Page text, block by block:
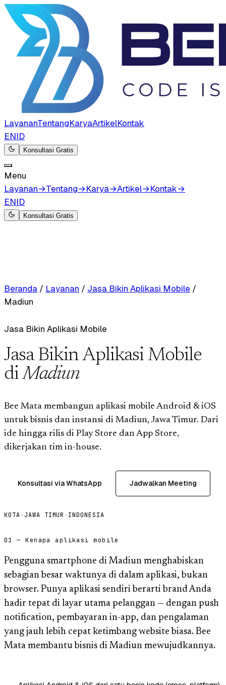
LayananTentangKaryaArtikelKontak
ENID
Konsultasi Gratis
Menu
Layanan→Tentang→Karya→Artikel→Kontak→
ENID
Konsultasi Gratis
Beranda / Layanan / Jasa Bikin Aplikasi Mobile /
Madiun
Jasa Bikin Aplikasi Mobile
Jasa Bikin Aplikasi Mobile
diMadiun
Bee Mata membangun aplikasi mobile Android & iOS
untuk bisnis dan instansi di Madiun, Jawa Timur. Dari
ide hingga rilis di Play Store dan App Store,
dikerjakan tim in-house.
Konsultasi via WhatsApp Jadwalkan Meeting
KOTA · JAWA TIMUR · INDONESIA
01 — Kenapa aplikasi mobile
Pengguna smartphone di Madiun menghabiskan
sebagian besar waktunya di dalam aplikasi, bukan
browser. Punya aplikasi sendiri berarti brand Anda
hadir tepat di layar utama pelanggan — dengan push
notification, pembayaran in-app, dan pengalaman
yang jauh lebih cepat ketimbang website biasa. Bee
Mata membantu bisnis di Madiun mewujudkannya.